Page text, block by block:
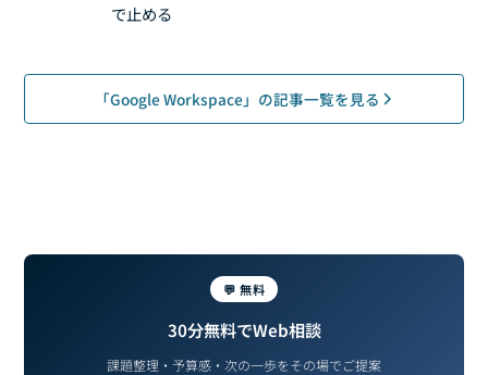
で止める
「Google Workspace」の記事一覧を見る
💬 無料
30分無料でWeb相談
課題整理・予算感・次の一歩をその場でご提案